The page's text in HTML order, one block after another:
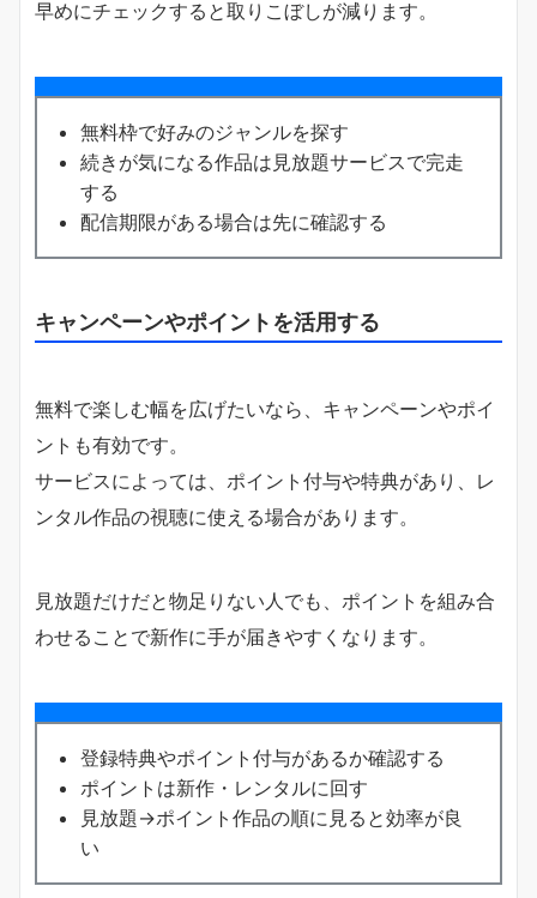
早めにチェックすると取りこぼしが減ります。
無料枠で好みのジャンルを探す
続きが気になる作品は見放題サービスで完走
する
配信期限がある場合は先に確認する
キャンペーンやポイントを活用する
無料で楽しむ幅を広げたいなら、キャンペーンやポイ
ントも有効です。
サービスによっては、ポイント付与や特典があり、レ
ンタル作品の視聴に使える場合があります。
見放題だけだと物足りない人でも、ポイントを組み合
わせることで新作に手が届きやすくなります。
登録特典やポイント付与があるか確認する
ポイントは新作・レンタルに回す
見放題→ポイント作品の順に見ると効率が良
い